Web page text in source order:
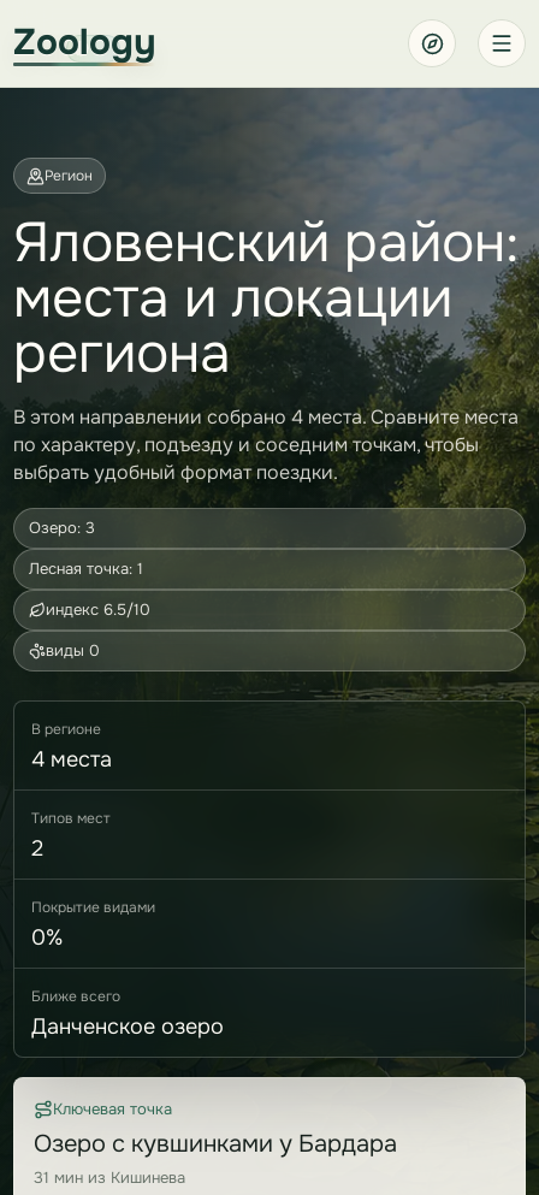
Zoology
Регион
Яловенский район:
места и локации
региона
В этом направлении собрано 4 места. Сравните места
по характеру, подъезду и соседним точкам, чтобы
выбрать удобный формат поездки.
Озеро: 3
Лесная точка: 1
индекс 6.5/10
виды 0
В регионе
4 места
Типов мест
2
Покрытие видами
0%
Ближе всего
Данченское озеро
Ключевая точка
Озеро с кувшинками у Бардара
31 мин из Кишинева